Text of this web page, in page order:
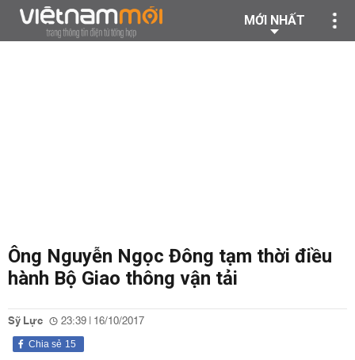
MỚI NHẤT
Ông Nguyễn Ngọc Đông tạm thời điều
hành Bộ Giao thông vận tải
Sỹ Lực 23:39 | 16/10/2017
15
Chia sẻ